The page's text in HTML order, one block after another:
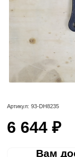
Артикул: 93-DH8235
6 644 ₽
Вам